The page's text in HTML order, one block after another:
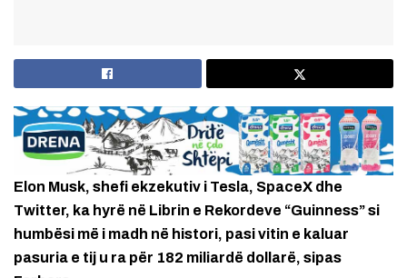
Elon Musk, shefi ekzekutiv i Tesla, SpaceX dhe
Twitter, ka hyrë në Librin e Rekordeve “Guinness” si
humbësi më i madh në histori, pasi vitin e kaluar
pasuria e tij u ra për 182 miliardë dollarë, sipas